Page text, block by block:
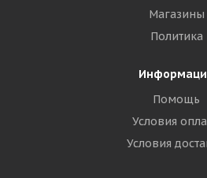
Магазины
Политика
Помощь
Условия
Условия